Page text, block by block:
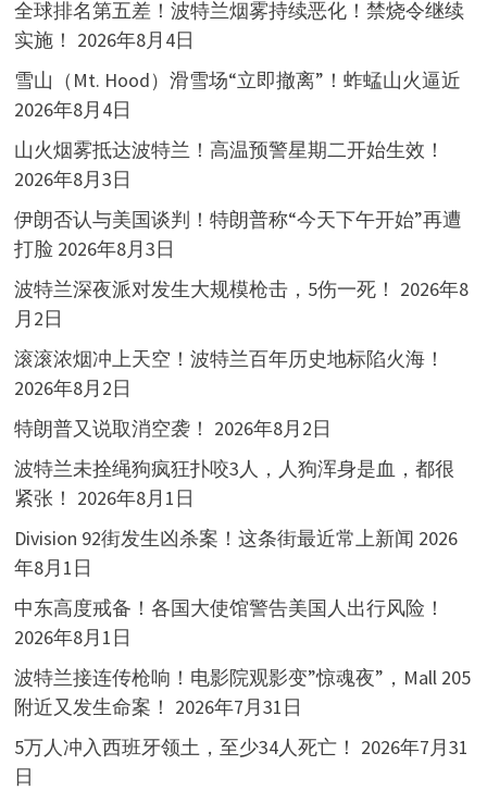
全球排名第五差！波特兰烟雾持续恶化！禁烧令继续
实施！ 2026年8月4日
雪山（Mt. Hood）滑雪场“立即撤离”！蚱蜢山火逼近
2026年8月4日
山火烟雾抵达波特兰！高温预警星期二开始生效！
2026年8月3日
伊朗否认与美国谈判！特朗普称“今天下午开始”再遭
打脸 2026年8月3日
波特兰深夜派对发生大规模枪击，5伤一死！ 2026年8
月2日
滚滚浓烟冲上天空！波特兰百年历史地标陷火海！
2026年8月2日
特朗普又说取消空袭！ 2026年8月2日
波特兰未拴绳狗疯狂扑咬3人，人狗浑身是血，都很
紧张！ 2026年8月1日
Division 92街发生凶杀案！这条街最近常上新闻 2026
年8月1日
中东高度戒备！各国大使馆警告美国人出行风险！
2026年8月1日
波特兰接连传枪响！电影院观影变”惊魂夜”，Mall 205
附近又发生命案！ 2026年7月31日
5万人冲入西班牙领土，至少34人死亡！ 2026年7月31
日